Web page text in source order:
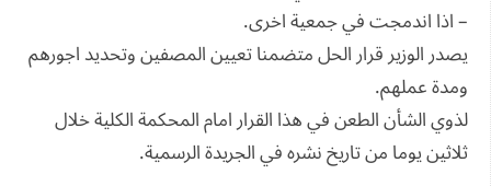
– اذا اندمجت في جمعية اخرى.
يصدر الوزير قرار الحل متضمنا تعيين المصفين وتحديد اجورهم
ومدة عملهم.
لذوي الشأن الطعن في هذا القرار امام المحكمة الكلية خلال
ثلاثين يوما من تاريخ نشره في الجريدة الرسمية.